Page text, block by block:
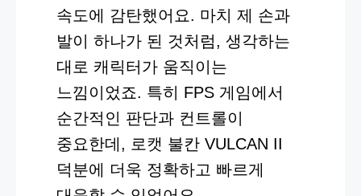
속도에 감탄했어요. 마치 제 손과
발이 하나가 된 것처럼, 생각하는
대로 캐릭터가 움직이는
느낌이었죠. 특히 FPS 게임에서
순간적인 판단과 컨트롤이
중요한데, 로캣 불칸 VULCAN II
덕분에 더욱 정확하고 빠르게